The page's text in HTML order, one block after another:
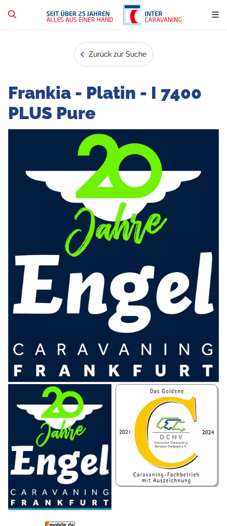
Zurück zur Suche
Frankia - Platin - I 7400
PLUS Pure